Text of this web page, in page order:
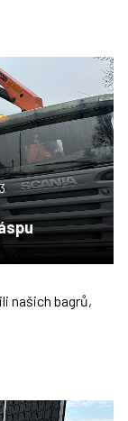
našich bagrů,